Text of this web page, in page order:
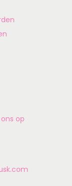
op